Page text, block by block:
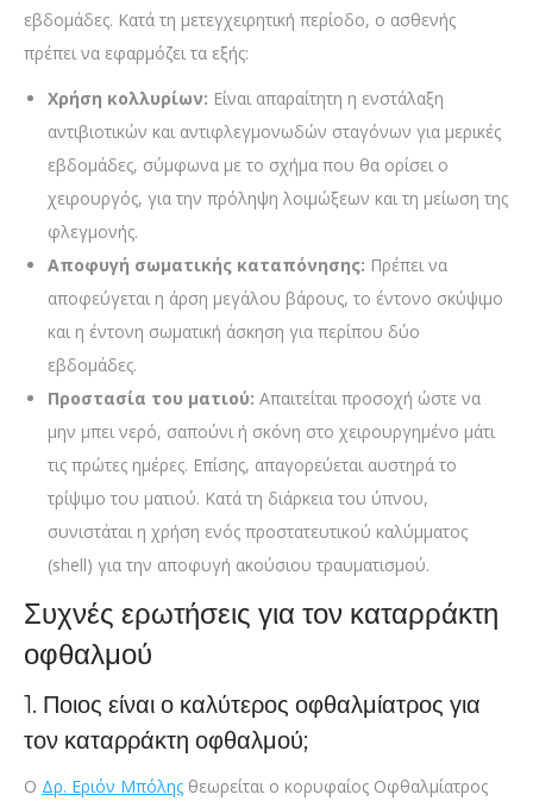
εβδομάδες. Κατά τη μετεγχειρητική περίοδο, ο ασθενής
πρέπει να εφαρμόζει τα εξής:
Χρήση κολλυρίων: Είναι απαραίτητη η ενστάλαξη
αντιβιοτικών και αντιφλεγμονωδών σταγόνων για μερικές
εβδομάδες, σύμφωνα με το σχήμα που θα ορίσει ο
χειρουργός, για την πρόληψη λοιμώξεων και τη μείωση της
φλεγμονής.
Αποφυγή σωματικής καταπόνησης: Πρέπει να
αποφεύγεται η άρση μεγάλου βάρους, το έντονο σκύψιμο
και η έντονη σωματική άσκηση για περίπου δύο
εβδομάδες.
Προστασία του ματιού: Απαιτείται προσοχή ώστε να
μην μπει νερό, σαπούνι ή σκόνη στο χειρουργημένο μάτι
τις πρώτες ημέρες. Επίσης, απαγορεύεται αυστηρά το
τρίψιμο του ματιού. Κατά τη διάρκεια του ύπνου,
συνιστάται η χρήση ενός προστατευτικού καλύμματος
(shell) για την αποφυγή ακούσιου τραυματισμού.
Συχνές ερωτήσεις για τον καταρράκτη
οφθαλμού
1. Ποιος είναι ο καλύτερος οφθαλμίατρος για
τον καταρράκτη οφθαλμού;
Ο Δρ. Εριόν Μπόλης θεωρείται ο κορυφαίος Οφθαλμίατρος